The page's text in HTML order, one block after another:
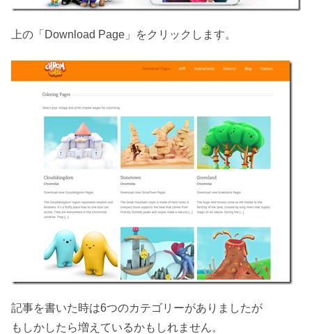
上の「Download Page」をクリックします。
記事を書いた時は6つのカテゴリーがありましたが
もしかしたら増えているかもしれません。